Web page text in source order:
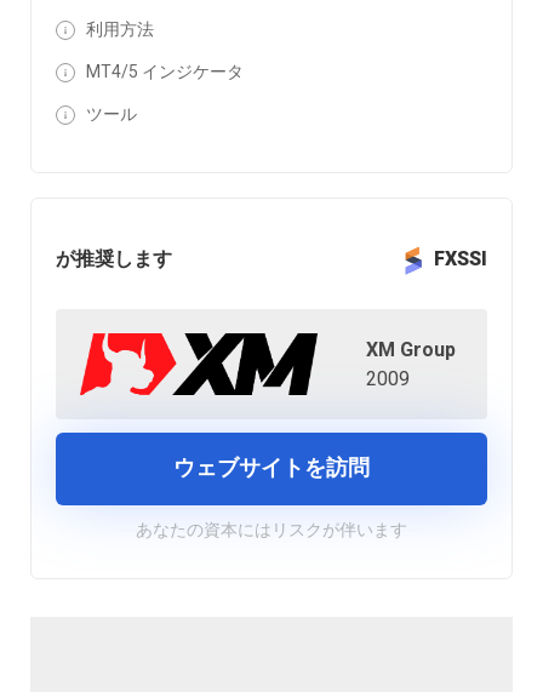
利用方法
MT4/5 インジケータ
ツール
が推奨します FXSSI
XM Group
2009
ウェブサイトを訪問
あなたの資本にはリスクが伴います